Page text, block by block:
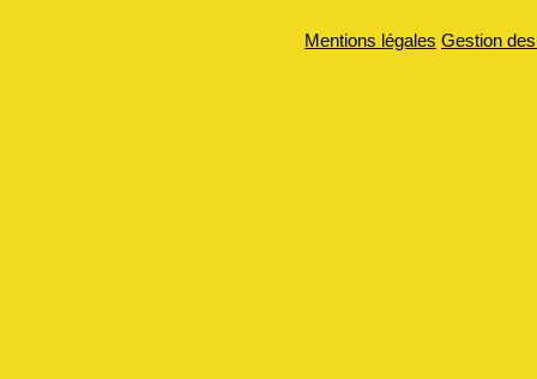
Mentions légales Gestion